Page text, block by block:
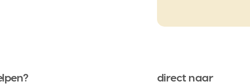
direct naar